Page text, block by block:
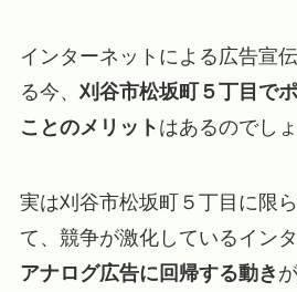
インターネットによる広告宣
る今、 刈谷市松坂町５丁目で
ことのメリット はあるのでし
実は刈谷市松坂町５丁目に限
て、競争が激化しているイン
アナログ広告に回帰する動き